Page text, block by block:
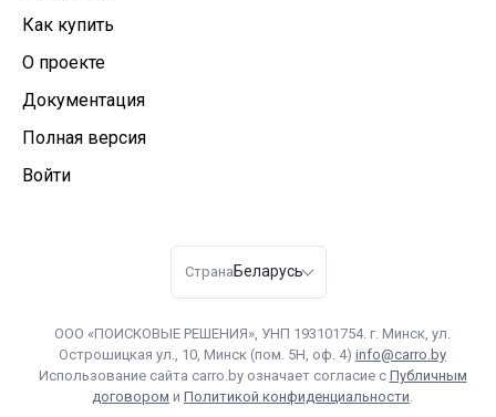
Как купить
О проекте
Документация
Полная версия
Войти
Страна Беларусь
ООО «ПОИСКОВЫЕ РЕШЕНИЯ», УНП 193101754. г. Минск, ул.
Острошицкая ул., 10, Минск (пом. 5Н, оф. 4) info@carro.by
Использование сайта carro.by означает согласие с Публичным
договором и Политикой конфиденциальности